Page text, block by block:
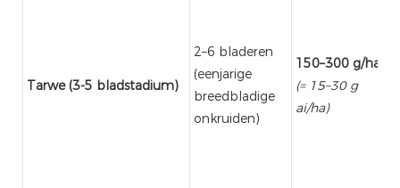
Tarwe (3-5 bladstadium)
2–6 bladeren
(eenjarige
breedbladige
onkruiden)
150–300 g/ha
(= 15–30 g
ai/ha)